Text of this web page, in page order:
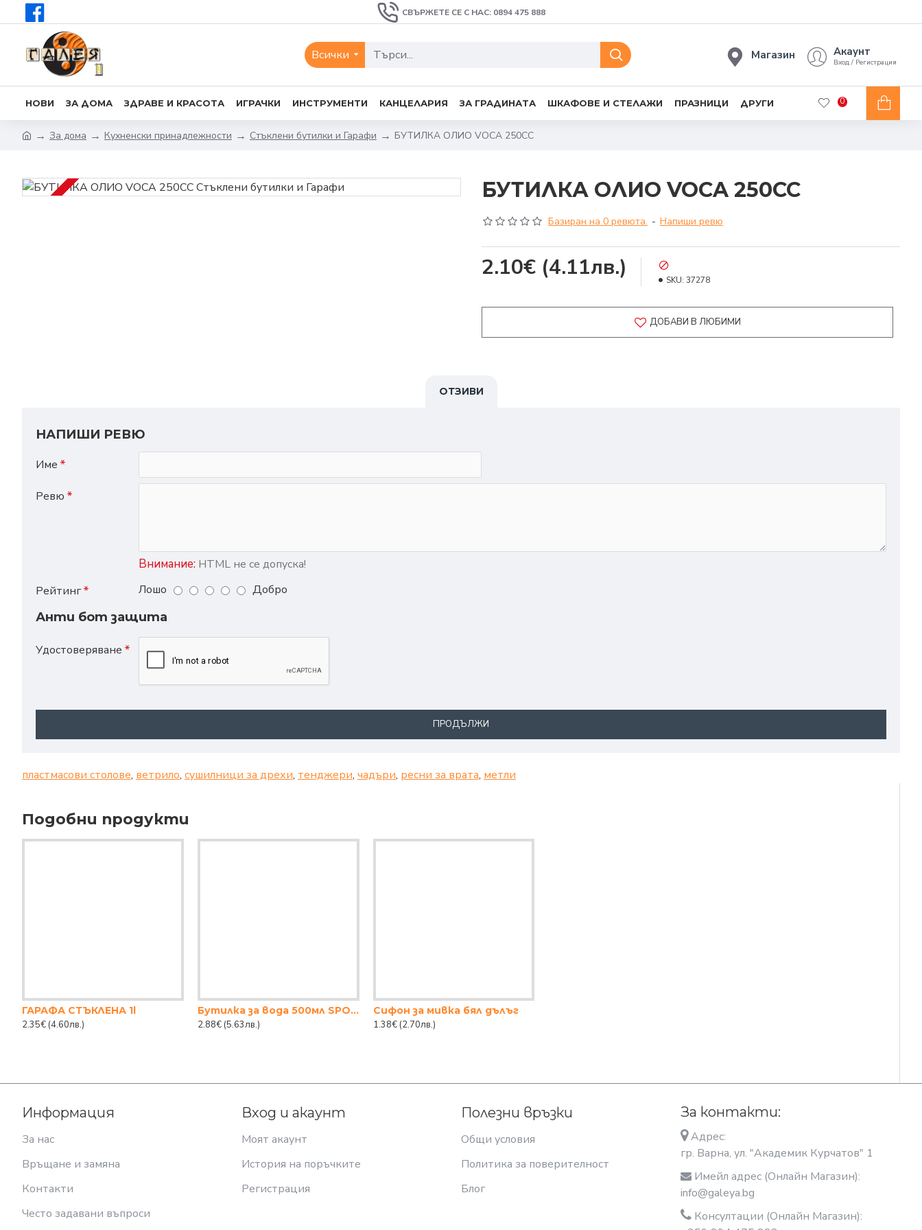
СВЪРЖЕТЕ СЕ С НАС: 0894 475 888
Всички Магазин Акаунт
Вход / Регистрация
НОВИ ЗА ДОМА ЗДРАВЕ И КРАСОТА ИГРАЧКИ ИНСТРУМЕНТИ КАНЦЕЛАРИЯ ЗА ГРАДИНАТА ШКАФОВЕ И СТЕЛАЖИ ПРАЗНИЦИ ДРУГИ 0
За дома Кухненски принадлежности Стъклени бутилки и Гарафи БУТИЛКА ОЛИО VOCA 250CC
БУТИЛКА ОЛИО VOCA 250CC
Базиран на 0 ревюта. - Напиши ревю
2.10€ (4.11лв.) SKU: 37278
ДОБАВИ В ЛЮБИМИ
ОТЗИВИ
НАПИШИ РЕВЮ
Име
Ревю
Внимание: HTML не се допуска!
Рейтинг
Лошо
Добро
Анти бот защита
Удостоверяване
ПРОДЪЛЖИ
пластмасови столове, ветрило, сушилници за дрехи, тенджери, чадъри, ресни за врата, метли
Подобни продукти
ГАРАФА СТЪКЛЕНА 1l
2.35€ (4.60лв.)
Бутилка за вода 500мл SPORT
2.88€ (5.63лв.)
Сифон за мивка бял дълъг
1.38€ (2.70лв.)
Информация
За нас
Връщане и замяна
Контакти
Често задавани въпроси
Вход и акаунт
Моят акаунт
История на поръчките
Регистрация
Полезни връзки
Общи условия
Политика за поверителност
Блог
За контакти:
Адрес:
гр. Варна, ул. "Академик Курчатов" 1
Имейл адрес (Онлайн Магазин):
info@galeya.bg
Консултации (Онлайн Магазин):